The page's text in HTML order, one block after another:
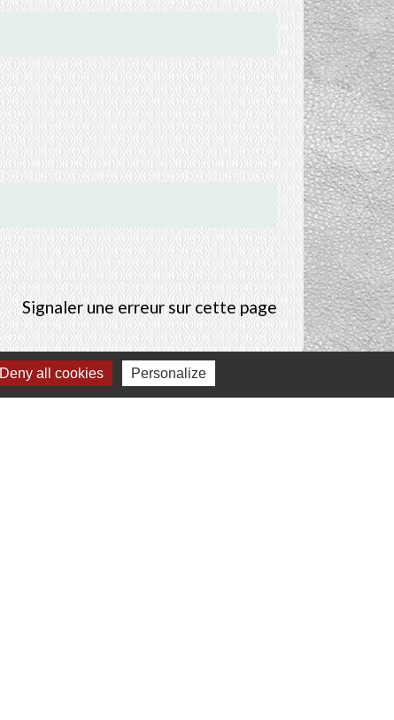
Signaler une erreur sur cette page
Deny all cookies Personalize